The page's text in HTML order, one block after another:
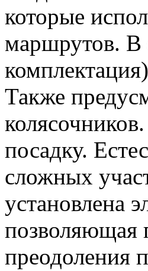
которые
маршрутов. В
Также
посадку.
сложных
установлена
позволяющая
преодоления